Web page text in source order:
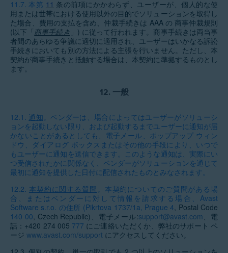
11.7.本第 11 条の前項にかかわらず、ユーザーが、個人的な使
用または世帯における使用以外の目的でソリューションを取得し
た場合、費用の支払を含め、仲裁手続きは AAA の 商事仲裁規則
(以下「 商事手続き 」) に従って行われます。商事手続きは両当事
者間のあらゆる争議に適切に適用され、ユーザーはいかなる訴訟
手続きにおいても別の方法による主張を行いません。ただし、本
契約が商事手続きと抵触する場合は、本契約に準拠するものとし
ます。
12. 一般
12.1. 通知。ベンダーは、場合によってはユーザーがソリューシ
ョンを起動しない限り、および起動するまでユーザーに通知が届
かないことがあるとしても、電子メール、ポップアップ ウィン
ドウ、ダイアログ ボックスまたはその他の手段により、いつで
もユーザーに通知を送信できます。このような通知は、実際にい
つ受信されたかに関係なく、ベンダーがソリューションを通じて
最初に通知を提供した日付に配信されたものとみなされます。
12.2. 本契約に関する質問。 本契約についてのご質問がある場
合、またはベンダーに対して情報を請求する場合、Avast
Software s.r.o. の住所 (Pikrtova 1737/1a, Prague4, Postal Code
140 00, Czech Republic)、電子メール:support@avast.com、電
話：+420 274 005 777 にご連絡いただくか、弊社のサポート ペ
ージ www.avast.com/support にアクセスしてください。